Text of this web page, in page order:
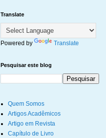
Translate
Powered by Translate
Pesquisar este blog
Quem Somos
Artigos Acadêmicos
Artigo em Revista
Capítulo de Livro